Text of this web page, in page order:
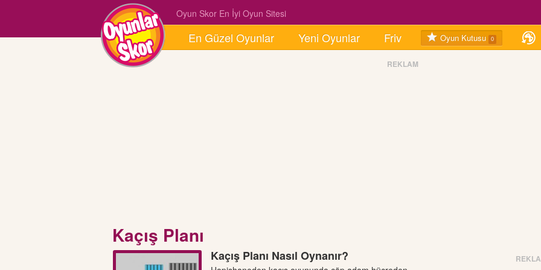
En Güzel Oyunlar Yeni Oyunlar Friv Oyun Kutusu 0
Oyun Skor En İyi Oyun Sitesi
REKLAM
Kaçış Planı
Kaçış Planı Nasıl Oynanır?